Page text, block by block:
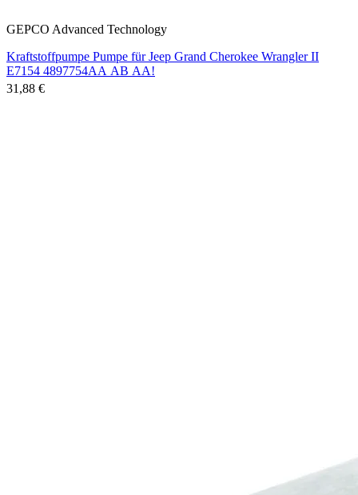
GEPCO Advanced Technology
Kraftstoffpumpe Pumpe für Jeep Grand Cherokee Wrangler II
E7154 4897754AA AB AA!
31,88 €